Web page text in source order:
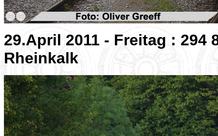
29.April 2011 - Freitag : 294
Rheinkalk